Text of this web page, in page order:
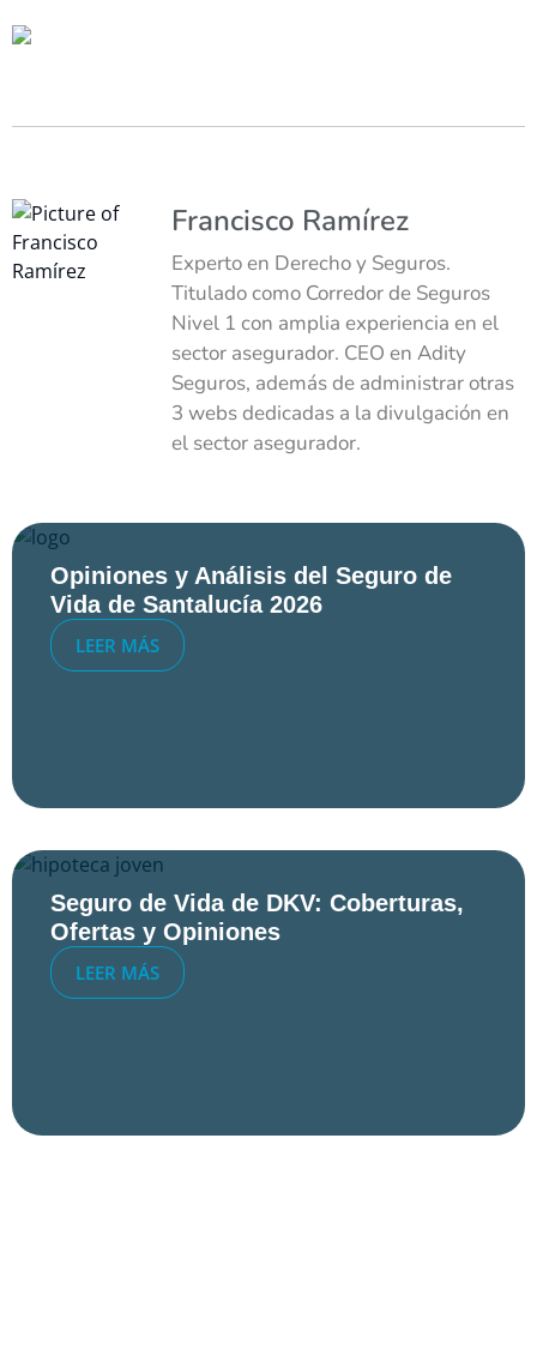
Francisco Ramírez
Experto en Derecho y Seguros.
Titulado como Corredor de Seguros
Nivel 1 con amplia experiencia en el
sector asegurador. CEO en Adity
Seguros, además de administrar otras
3 webs dedicadas a la divulgación en
el sector asegurador.
Opiniones y Análisis del Seguro de
Vida de Santalucía 2026
LEER MÁS
Seguro de Vida de DKV: Coberturas,
Ofertas y Opiniones
LEER MÁS